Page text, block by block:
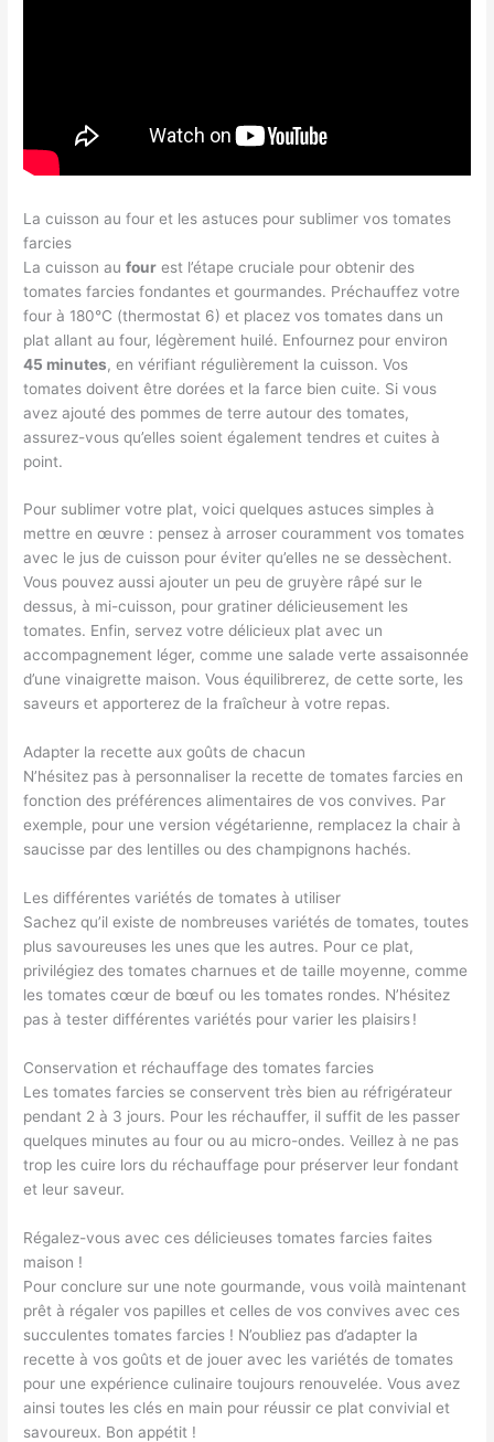
La cuisson au four et les astuces pour sublimer vos tomates
farcies
La cuisson aufour est l’étape cruciale pour obtenir des
tomates farcies fondantes et gourmandes. Préchauffez votre
four à 180°C (thermostat 6) et placez vos tomates dans un
plat allant au four, légèrement huilé. Enfournez pour environ
45 minutes, en vérifiant régulièrement la cuisson. Vos
tomates doivent être dorées et la farce bien cuite. Si vous
avez ajouté des pommes de terre autour des tomates,
assurez-vous qu’elles soient également tendres et cuites à
point.
Pour sublimer votre plat, voici quelques astuces simples à
mettre en œuvre : pensez à arroser couramment vos tomates
avec le jus de cuisson pour éviter qu’elles ne se dessèchent.
Vous pouvez aussi ajouter un peu de gruyère râpé sur le
dessus, à mi-cuisson, pour gratiner délicieusement les
tomates. Enfin, servez votre délicieux plat avec un
accompagnement léger, comme une salade verte assaisonnée
d’une vinaigrette maison. Vous équilibrerez, de cette sorte, les
saveurs et apporterez de la fraîcheur à votre repas.
Adapter la recette aux goûts de chacun
N’hésitez pas à personnaliser la recette de tomates farcies en
fonction des préférences alimentaires de vos convives. Par
exemple, pour une version végétarienne, remplacez la chair à
saucisse par des lentilles ou des champignons hachés.
Les différentes variétés de tomates à utiliser
Sachez qu’il existe de nombreuses variétés de tomates, toutes
plus savoureuses les unes que les autres. Pour ce plat,
privilégiez des tomates charnues et de taille moyenne, comme
les tomates cœur de bœuf ou les tomates rondes. N’hésitez
pas à tester différentes variétés pour varier les plaisirs !
Conservation et réchauffage des tomates farcies
Les tomates farcies se conservent très bien au réfrigérateur
pendant 2 à 3 jours. Pour les réchauffer, il suffit de les passer
quelques minutes au four ou au micro-ondes. Veillez à ne pas
trop les cuire lors du réchauffage pour préserver leur fondant
et leur saveur.
Régalez-vous avec ces délicieuses tomates farcies faites
maison !
Pour conclure sur une note gourmande, vous voilà maintenant
prêt à régaler vos papilles et celles de vos convives avec ces
succulentes tomates farcies ! N’oubliez pas d’adapter la
recette à vos goûts et de jouer avec les variétés de tomates
pour une expérience culinaire toujours renouvelée. Vous avez
ainsi toutes les clés en main pour réussir ce plat convivial et
savoureux. Bon appétit !